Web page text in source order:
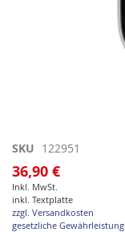
Zum
Anfang
der
Bildgalerie
springen
SKU 122951
36,90 €
Inkl. MwSt.
inkl. Textplatte
zzgl. Versandkosten
gesetzliche Gewährleistung